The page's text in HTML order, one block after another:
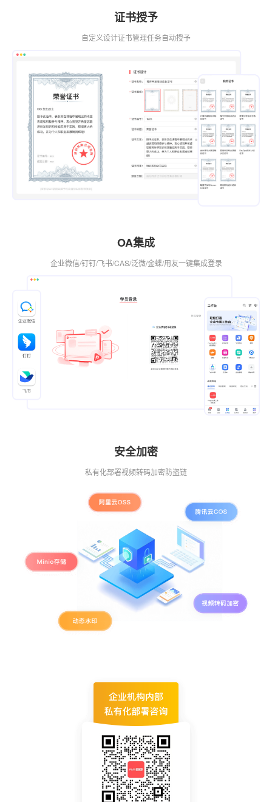
证书授予
自定义设计证书管理任务自动授予
OA集成
企业微信/钉钉/飞书/CAS/泛微/金蝶/用友一键集成登录
安全加密
私有化部署视频转码加密防盗链